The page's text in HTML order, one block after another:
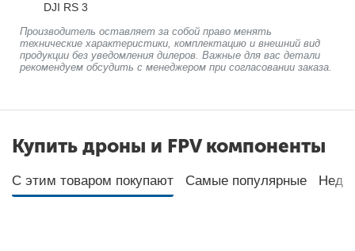
DJI RS 3
Производитель оставляет за собой право менять
технические характеристики, комплектацию и внешний вид
продукции без уведомления дилеров. Важные для вас детали
рекомендуем обсудить с менеджером при согласовании заказа.
Купить дроны и FPV компоненты
С этим товаром покупают Самые популярные